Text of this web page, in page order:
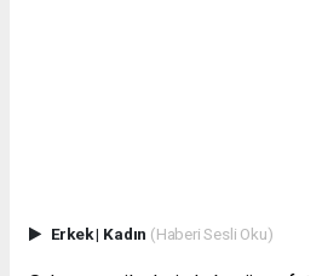
Erkek| Kadın (Haberi Sesli Oku)